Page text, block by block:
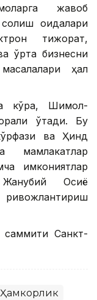
жавоб
қоидалари
тижорат,
ўрта бизнесни
ҳал
кўра, Шимол-
ўтади. Бу
ва Ҳинд
мамлакатлар
имкониятлар
Осиё
Санкт-
Ҳамкорлик